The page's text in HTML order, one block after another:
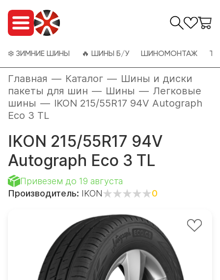
❄️ ЗИМНИЕ ШИНЫ 🔥 ШИНЫ Б/У ШИНОМОНТАЖ
Главная — Каталог — Шины и диски
пакеты для шин — Шины — Легковые
шины — IKON 215/55R17 94V Autograph
Eco 3 TL
IKON 215/55R17 94V
Autograph Eco 3 TL
Привезем до 19 августа
Производитель: IKON 0